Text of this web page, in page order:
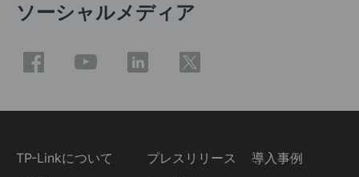
ソーシャルメディア
TP-Linkについて プレスリリース 導入事例